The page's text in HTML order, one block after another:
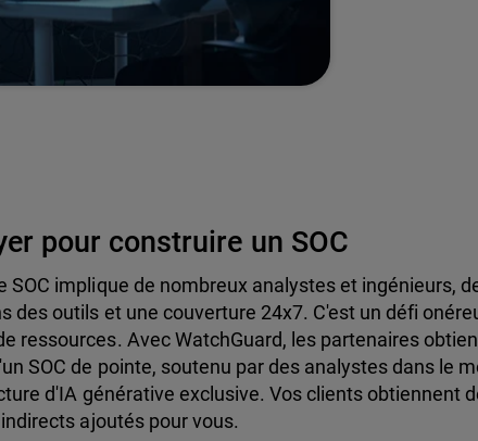
pour construire un SOC
SOC implique de nombreux analystes et ingénieurs,
des outils et une couverture 24x7. C'est un défi
ressources. Avec WatchGuard, les partenaires
SOC de pointe, soutenu par des analystes dans le
d'IA générative exclusive. Vos clients obtiennent
ajoutés pour vous.